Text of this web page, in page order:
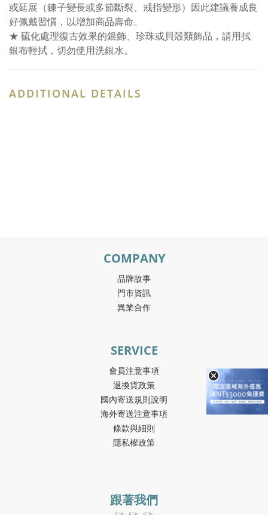
或延展（鍊子變長或多節斷裂、戒指變形）因此建議養成良
好佩戴習慣，以增加商品壽命。
★ 硫化處理復古效果的銀飾、珍珠或貝殼類飾品，請用拭
銀布輕拭，切勿使用洗銀水。
ADDITIONAL DETAILS
COMPANY
品牌故事
門市資訊
異業合作
SERVICE
會員注意事項
退換貨政策
國內寄送規則說明
海外寄送注意事項
條款與細則
隱私權政策
跟著我們